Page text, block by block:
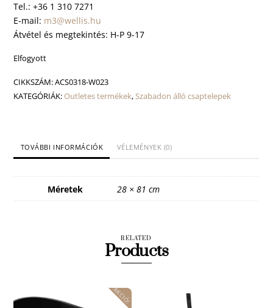
Tel.: +36 1 310 7271
E-mail: m3@wellis.hu
Átvétel és megtekintés: H-P 9-17
Elfogyott
CIKKSZÁM:ACS0318-W023
KATEGÓRIÁK:Outletes termékek,Szabadon álló csaptelepek
TOVÁBBI INFORMÁCIÓK VÉLEMÉNYEK (0)
Méretek 28 × 81 cm
RELATED
Products
AKCIÓ!